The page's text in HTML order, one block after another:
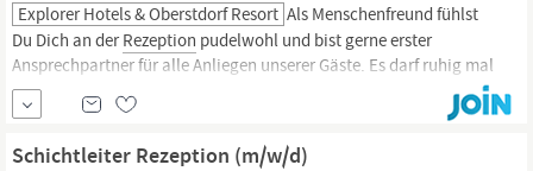
Explorer Hotels & Oberstdorf Resort Als Menschenfreund fühlst
Du Dich an derRezeption pudelwohl und bist gerne erster
Ansprechpartner für alle Anliegen unserer Gäste. Es darf ruhig mal
rund hergehen, Du liebst die Herausforderung und Dich bringt so
schnell nichts aus der Ruhe? Dann freuen wir uns auf Dich als
neues Teammitglied in Vollzeit an der
Schichtleiter Rezeption (m/w/d)